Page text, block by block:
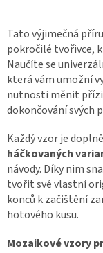
Tato výjimečná
pokročilé tvořivce,
Naučíte se
která vám umožní
nutnosti měnit přízi
dokončování svých
Každý vzor je
háčkovaných
návody. Díky nim
tvořit své vlastní
konců k začištění
hotového kusu.
Mozaikové vzory